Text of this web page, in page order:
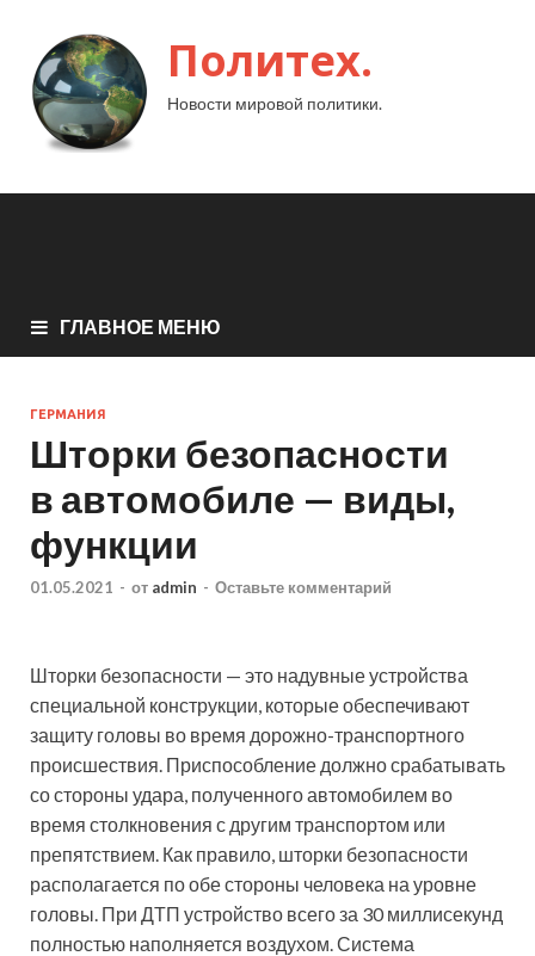
Политех.
Новости мировой политики.
ГЛАВНОЕ МЕНЮ
ГЕРМАНИЯ
Шторки безопасности
в автомобиле — виды,
функции
01.05.2021 - от admin - Оставьте комментарий
Шторки безопасности — это надувные устройства
специальной конструкции, которые обеспечивают
защиту головы во время дорожно-транспортного
происшествия. Приспособление должно срабатывать
со стороны удара, полученного автомобилем во
время столкновения с другим транспортом или
препятствием. Как правило, шторки безопасности
располагается по обе стороны человека на уровне
головы. При ДТП устройство всего за 30 миллисекунд
полностью наполняется воздухом. Система